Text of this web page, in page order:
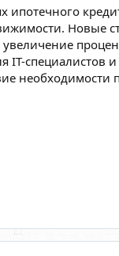
ипотечного
Новые
IT-специалистов